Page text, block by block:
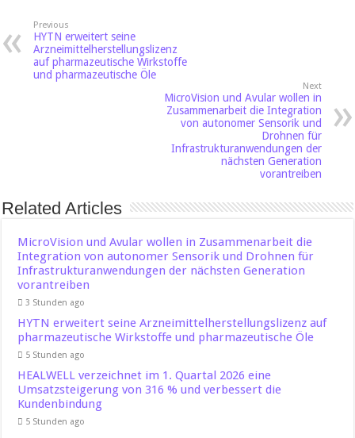
Previous
HYTN erweitert seine
Arzneimittelherstellungslizenz
auf pharmazeutische Wirkstoffe
und pharmazeutische Öle
Next
MicroVision und Avular wollen in
Zusammenarbeit die Integration
von autonomer Sensorik und
Drohnen für
Infrastrukturanwendungen der
nächsten Generation
vorantreiben
Related Articles
MicroVision und Avular wollen in Zusammenarbeit die
Integration von autonomer Sensorik und Drohnen für
Infrastrukturanwendungen der nächsten Generation
vorantreiben
3 Stunden ago
HYTN erweitert seine Arzneimittelherstellungslizenz auf
pharmazeutische Wirkstoffe und pharmazeutische Öle
5 Stunden ago
HEALWELL verzeichnet im 1. Quartal 2026 eine
Umsatzsteigerung von 316 % und verbessert die
Kundenbindung
5 Stunden ago